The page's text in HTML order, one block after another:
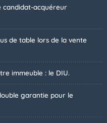
candidat-acquéreur
de table lors de la vente
immeuble : le DIU.
garantie pour le